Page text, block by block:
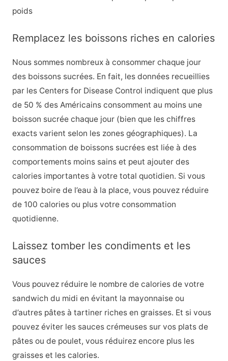
poids
Remplacez les boissons riches en calories
Nous sommes nombreux à consommer chaque jour
des boissons sucrées. En fait, les données recueillies
par les Centers for Disease Control indiquent que plus
de 50 % des Américains consomment au moins une
boisson sucrée chaque jour (bien que les chiffres
exacts varient selon les zones géographiques). La
consommation de boissons sucrées est liée à des
comportements moins sains et peut ajouter des
calories importantes à votre total quotidien. Si vous
pouvez boire de l’eau à la place, vous pouvez réduire
de 100 calories ou plus votre consommation
quotidienne.
Laissez tomber les condiments et les
sauces
Vous pouvez réduire le nombre de calories de votre
sandwich du midi en évitant la mayonnaise ou
d’autres pâtes à tartiner riches en graisses. Et si vous
pouvez éviter les sauces crémeuses sur vos plats de
pâtes ou de poulet, vous réduirez encore plus les
graisses et les calories.